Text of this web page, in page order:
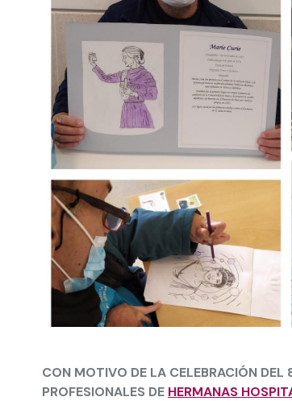
CON MOTIVO DE LA CELEBRACIÓN DEL
PROFESIONALES DE HERMANAS